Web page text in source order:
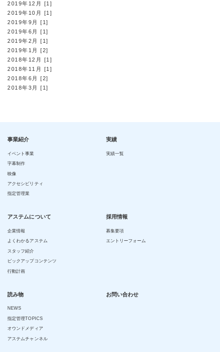
2019年12月 [1]
2019年10月 [1]
2019年9月 [1]
2019年6月 [1]
2019年2月 [1]
2019年1月 [2]
2018年12月 [1]
2018年11月 [1]
2018年6月 [2]
2018年3月 [1]
事業紹介
イベント事業
字幕制作
映像
アクセシビリティ
指定管理業
実績
実績一覧
アステムについて
企業情報
よくわかるアステム
スタッフ紹介
ピックアップコンテンツ
行動計画
採用情報
募集要項
エントリーフォーム
読み物
NEWS
指定管理TOPICS
オウンドメディア
アステムチャンネル
お問い合わせ